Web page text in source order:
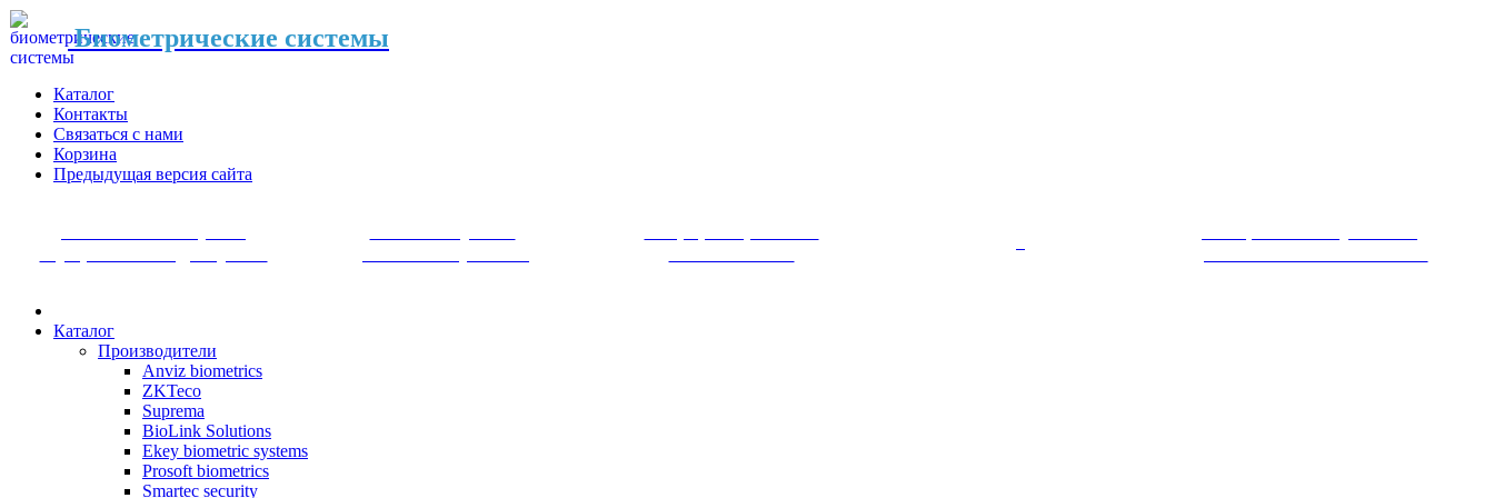
Биометрические системы
Каталог
Контакты
Связаться с нами
Корзина
Предыдущая версия сайта
Каталог
Производители
Anviz biometrics
ZKTeco
Suprema
BioLink Solutions
Ekey biometric systems
Prosoft biometrics
Smartec security